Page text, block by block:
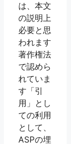
は、本文
の説明上
必要と思
われます
著作権法
で認めら
れていま
す「引
用」とし
ての利用
として、
ASPの埋